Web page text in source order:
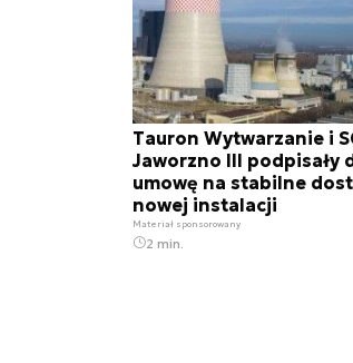
Tauron Wytwarzanie i
Jaworzno III podpisały
umowę na stabilne
nowej instalacji
Materiał sponsorowany
2 min.